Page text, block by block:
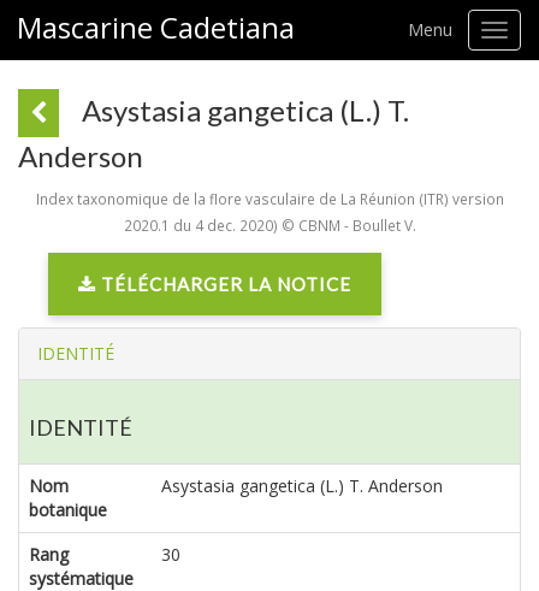
Mascarine Cadetiana Menu
Asystasia gangetica (L.) T.
Anderson
Index taxonomique de la flore vasculaire de La Réunion (ITR) version
2020.1 du 4 dec. 2020) © CBNM - Boullet V.
TÉLÉCHARGER LA NOTICE
IDENTITÉ
IDENTITÉ
Nom
botanique
Asystasia gangetica (L.) T. Anderson
Rang
systématique
30